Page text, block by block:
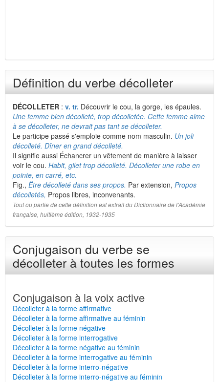
Définition du verbe décolleter
DÉCOLLETER : v. tr. Découvrir le cou, la gorge, les épaules.
Une femme bien décolleté, trop décolletée. Cette femme aime
à se décolleter, ne devrait pas tant se décolleter.
Le participe passé s'emploie comme nom masculin. Un joli
décolleté. Dîner en grand décolleté.
Il signifie aussi Échancrer un vêtement de manière à laisser
voir le cou. Habit, gilet trop décolleté. Décolleter une robe en
pointe, en carré, etc.
Fig., Être décolleté dans ses propos. Par extension, Propos
décolletés, Propos libres, inconvenants.
Tout ou partie de cette définition est extrait du Dictionnaire de l'Académie
française, huitième édition, 1932-1935
Conjugaison du verbe se
décolleter à toutes les formes
Conjugaison à la voix active
Décolleter à la forme affirmative
Décolleter à la forme affirmative au féminin
Décolleter à la forme négative
Décolleter à la forme interrogative
Décolleter à la forme négative au féminin
Décolleter à la forme interrogative au féminin
Décolleter à la forme interro-négative
Décolleter à la forme interro-négative au féminin